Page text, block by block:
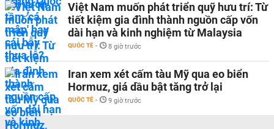
Việt Nam muốn phát triển quỹ hưu trí: Từ
tiết kiệm gia đình thành nguồn cấp vốn
dài hạn và kinh nghiệm từ Malaysia
QUỐC TẾ - 8 giờ trước
Iran xem xét cấm tàu Mỹ qua eo biển
Hormuz, giá dầu bật tăng trở lại
QUỐC TẾ - 9 giờ trước